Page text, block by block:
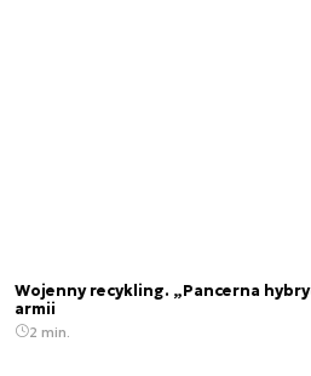
Wojenny recykling. „Pancerna
armii
2 min.